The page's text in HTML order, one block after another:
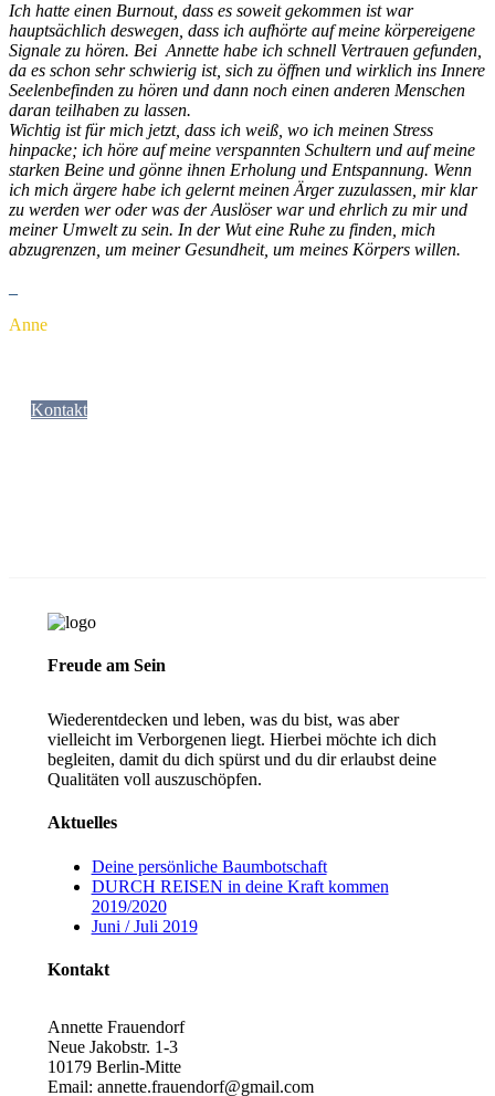
Ich hatte einen Burnout, dass es soweit gekommen ist war
hauptsächlich deswegen, dass ich aufhörte auf meine körpereigene
Signale zu hören. Bei Annette habe ich schnell Vertrauen gefunden,
da es schon sehr schwierig ist, sich zu öffnen und wirklich ins Innere
Seelenbefinden zu hören und dann noch einen anderen Menschen
daran teilhaben zu lassen.
Wichtig ist für mich jetzt, dass ich weiß, wo ich meinen Stress
hinpacke; ich höre auf meine verspannten Schultern und auf meine
starken Beine und gönne ihnen Erholung und Entspannung. Wenn
ich mich ärgere habe ich gelernt meinen Ärger zuzulassen, mir klar
zu werden wer oder was der Auslöser war und ehrlich zu mir und
meiner Umwelt zu sein. In der Wut eine Ruhe zu finden, mich
abzugrenzen, um meiner Gesundheit, um meines Körpers willen.
Anne
Kontakt
Freude am Sein
Wiederentdecken und leben, was du bist, was aber
vielleicht im Verborgenen liegt. Hierbei möchte ich dich
begleiten, damit du dich spürst und du dir erlaubst deine
Qualitäten voll auszuschöpfen.
Aktuelles
Deine persönliche Baumbotschaft
DURCH REISEN in deine Kraft kommen
2019/2020
Juni / Juli 2019
Kontakt
Annette Frauendorf
Neue Jakobstr. 1-3
10179 Berlin-Mitte
Email: annette.frauendorf@gmail.com